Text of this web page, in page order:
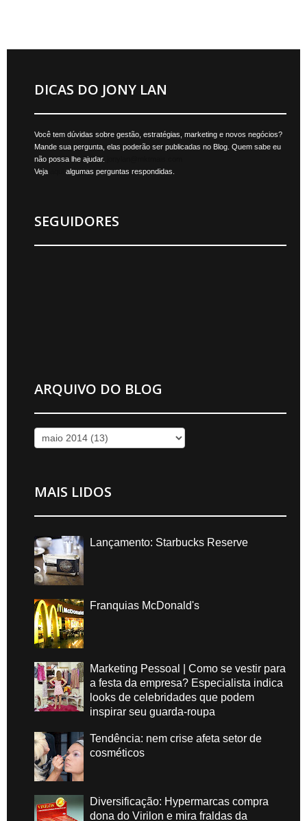
DICAS DO JONY LAN
Você tem dúvidas sobre gestão, estratégias, marketing e novos negócios?
Mande sua pergunta, elas poderão ser publicadas no Blog. Quem sabe eu
não possa lhe ajudar.
Veja
algumas perguntas respondidas.
SEGUIDORES
ARQUIVO DO BLOG
MAIS LIDOS
Lançamento: Starbucks Reserve
Franquias McDonald's
Marketing Pessoal | Como se vestir para
a festa da empresa? Especialista indica
looks de celebridades que podem
inspirar seu guarda-roupa
Tendência: nem crise afeta setor de
cosméticos
Diversificação: Hypermarcas compra
dona do Virilon e mira fraldas da